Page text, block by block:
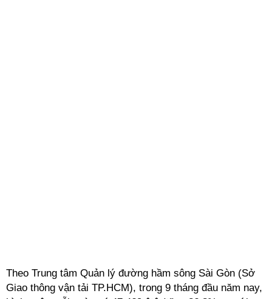
Theo Trung tâm Quản lý đường hầm sông Sài Gòn (Sở
Giao thông vận tải TP.HCM), trong 9 tháng đầu năm nay,